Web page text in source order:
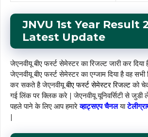
JNVU 1st Year Result
Latest Update
जेएनवीयू बीए फर्स्ट सेमेस्टर का रिजल्ट जारी कर
जेएनवीयू बीए फर्स्ट सेमेस्टर का एग्जाम दिया है वह सभी
कर सकते है जेएनवीयूबीए फर्स्ट सेमेस्टर रिजल्टको
गई लिंक पर क्लिक करे | जेएनवीयू यूनिवर्सिटी से
पहले पाने के लिए आप हमारेव्हाट्सएप चैनलया
|